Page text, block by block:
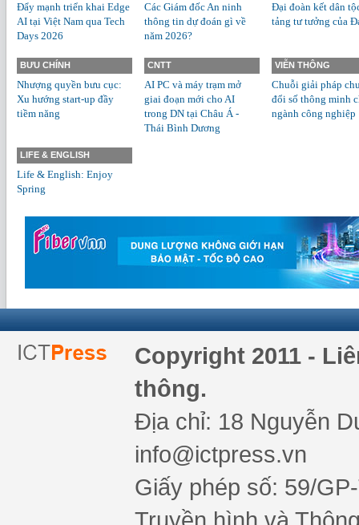
Đẩy mạnh triển khai Edge
AI tại Việt Nam qua Tech
Days 2026
Các Giám đốc An ninh
thông tin dự đoán gì về
năm 2026?
Đại đoàn kết dân
tảng tư tưởng của
BƯU CHÍNH
Nhượng quyền bưu cục:
Xu hướng start-up đầy
tiềm năng
CNTT
AI PC và máy trạm mở
giai đoạn mới cho AI
trong DN tại Châu Á -
Thái Bình Dương
VIỄN THÔNG
Chuỗi giải pháp
đổi số thông minh
ngành công nghiệp
LIFE & ENGLISH
Life & English: Enjoy
Spring
Copyright 2011 -
thông.
Địa chỉ: 18 Nguyễn
info@ictpress.vn
Giấy phép số: 59/